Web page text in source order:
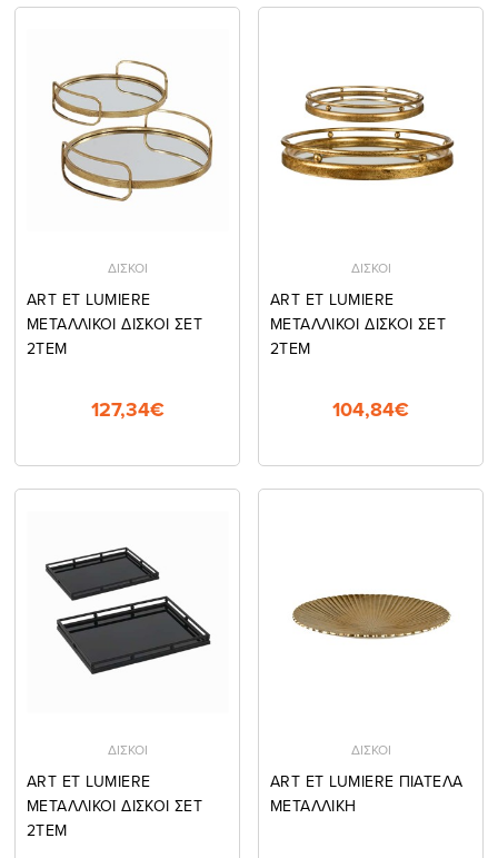
ΔΙΣΚΟΙ
ART ET LUMIERE
ΜΕΤΑΛΛΙΚΟΙ ΔΙΣΚΟΙ ΣΕΤ
2ΤΕΜ
127,34€
ΔΙΣΚΟΙ
ART ET LUMIERE
ΜΕΤΑΛΛΙΚΟΙ ΔΙΣΚΟΙ ΣΕΤ
2ΤΕΜ
104,84€
ΔΙΣΚΟΙ
ART ET LUMIERE
ΜΕΤΑΛΛΙΚΟΙ ΔΙΣΚΟΙ ΣΕΤ
2ΤΕΜ
ΔΙΣΚΟΙ
ART ET LUMIERE ΠΙΑΤΕΛΑ
ΜΕΤΑΛΛΙΚΗ